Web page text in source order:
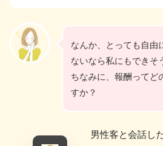
なんか、とっても自由
ないなら私にもできそ
ちなみに、報酬ってど
すか？
男性客と会話し